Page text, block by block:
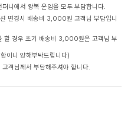
니에서 왕복 운임을 모두 부담합니다.
변경시 배송비 3,000원 고객님 부담입니
할 경우 초기 배송비 3,000원은 고객님 부
이니 양해부탁드립니다)
객님께서 부담해주셔야 합니다.